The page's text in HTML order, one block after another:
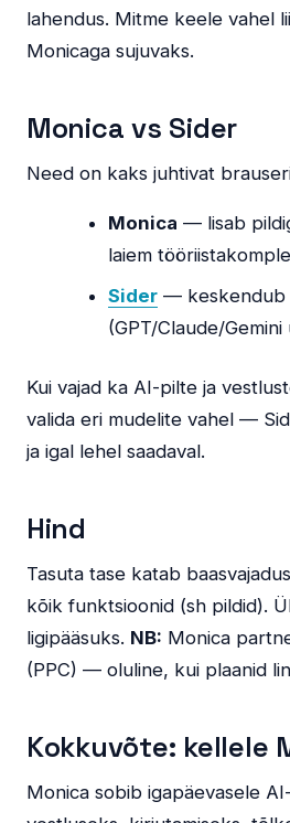
lahendus. Mitme keele vahel
Monicaga sujuvaks.
Monica vs Sider
Need on kaks juhtivat
Monica — lisab
laiem
Sider — keskendub
(GPT/Claude/Gemini
Kui vajad ka AI-pilte ja
valida eri mudelite vahel —
ja igal lehel saadaval.
Hind
Tasuta tase katab
kõik funktsioonid (sh pildid).
ligipääsuks. NB: Monica
(PPC) — oluline, kui plaanid
Kokkuvõte: kellele
Monica sobib igapäevasele